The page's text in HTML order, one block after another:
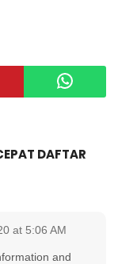
DAFTAR
at 5:06 AM
and